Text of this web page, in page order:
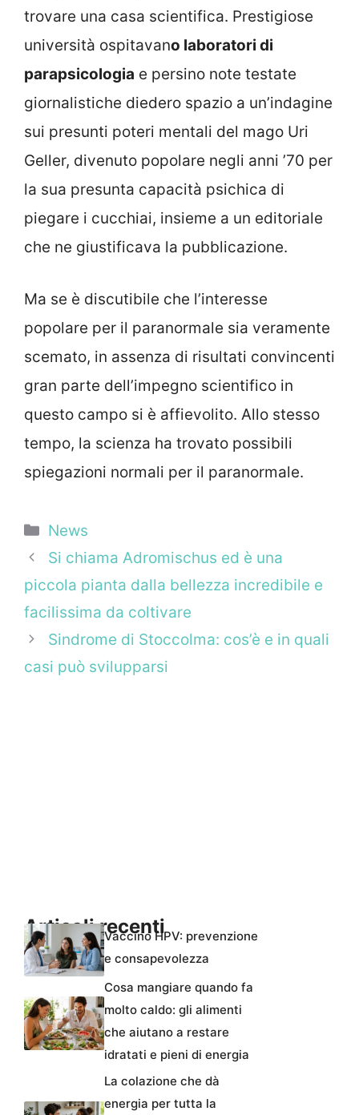
trovare una casa scientifica. Prestigiose
università ospitavano laboratori di
parapsicologia e persino note testate
giornalistiche diedero spazio a un’indagine
sui presunti poteri mentali del mago Uri
Geller, divenuto popolare negli anni ’70 per
la sua presunta capacità psichica di
piegare i cucchiai, insieme a un editoriale
che ne giustificava la pubblicazione.
Ma se è discutibile che l’interesse
popolare per il paranormale sia veramente
scemato, in assenza di risultati convincenti
gran parte dell’impegno scientifico in
questo campo si è affievolito. Allo stesso
tempo, la scienza ha trovato possibili
spiegazioni normali per il paranormale.
Categorie
News
Si chiama Adromischus ed è una
piccola pianta dalla bellezza incredibile e
facilissima da coltivare
Sindrome di Stoccolma: cos’è e in quali
casi può svilupparsi
Articoli recentiVaccino HPV: prevenzione
e consapevolezza
Cosa mangiare quando fa
molto caldo: gli alimenti
che aiutano a restare
idratati e pieni di energia
La colazione che dà
energia per tutta la